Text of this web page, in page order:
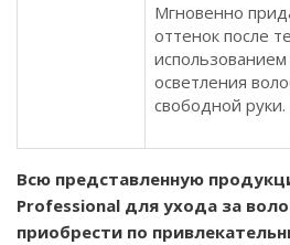
Мгновенно
оттенок после
осветления
свободной руки.
Всю представленную
Professional для ухода за
приобрести по